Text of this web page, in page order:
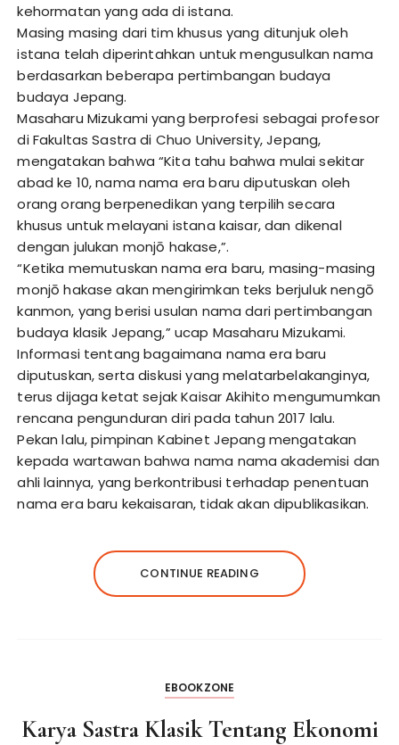
kehormatan yang ada di istana.
Masing masing dari tim khusus yang ditunjuk oleh
istana telah diperintahkan untuk mengusulkan nama
berdasarkan beberapa pertimbangan budaya
budaya Jepang.
Masaharu Mizukami yang berprofesi sebagai profesor
di Fakultas Sastra di Chuo University, Jepang,
mengatakan bahwa “Kita tahu bahwa mulai sekitar
abad ke 10, nama nama era baru diputuskan oleh
orang orang berpenedikan yang terpilih secara
khusus untuk melayani istana kaisar, dan dikenal
dengan julukan monjō hakase,”.
“Ketika memutuskan nama era baru, masing-masing
monjō hakase akan mengirimkan teks berjuluk nengō
kanmon, yang berisi usulan nama dari pertimbangan
budaya klasik Jepang,” ucap Masaharu Mizukami.
Informasi tentang bagaimana nama era baru
diputuskan, serta diskusi yang melatarbelakanginya,
terus dijaga ketat sejak Kaisar Akihito mengumumkan
rencana pengunduran diri pada tahun 2017 lalu.
Pekan lalu, pimpinan Kabinet Jepang mengatakan
kepada wartawan bahwa nama nama akademisi dan
ahli lainnya, yang berkontribusi terhadap penentuan
nama era baru kekaisaran, tidak akan dipublikasikan.
CONTINUE READING
EBOOKZONE
Karya Sastra Klasik Tentang Ekonomi